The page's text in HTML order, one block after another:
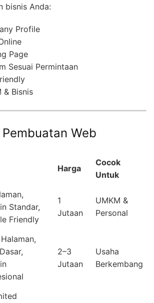
bisnis Anda:
Profile
Page
Sesuai Permintaan
& Bisnis
Web
Harga
Cocok
Untuk
Standar,
Friendly
1
Jutaan
UMKM &
Personal
2–3
Jutaan
Usaha
Berkembang